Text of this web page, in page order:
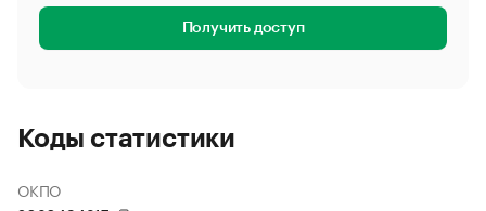
Получить доступ
Коды статистики
ОКПО